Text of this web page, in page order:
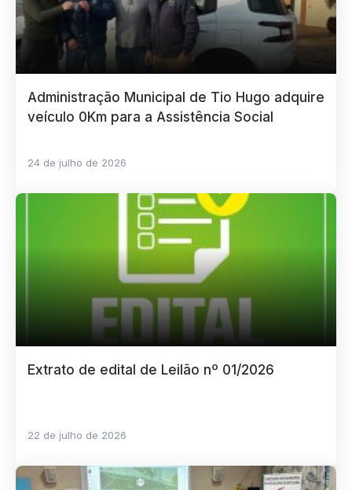
Administração Municipal de Tio Hugo adquire
veículo 0Km para a Assistência Social
24 de julho de 2026
Extrato de edital de Leilão nº 01/2026
22 de julho de 2026